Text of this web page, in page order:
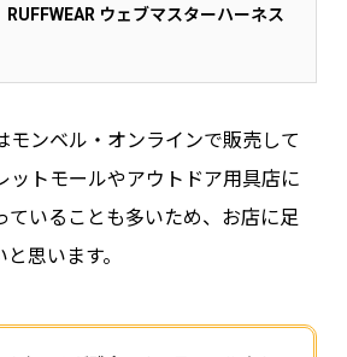
RUFFWEAR ウェブマスターハーネス
モンベル・オンラインで販売して
ットモールやアウトドア用具店に
ていることも多いため、お店に足
思います。